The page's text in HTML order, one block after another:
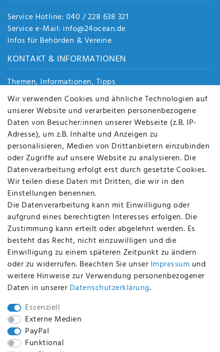
Service Hotline: 040 / 228 638 321
Service e-Mail: info@24ocean.de
Infos für Behörden & Vereine
KONTAKT & INFORMATIONEN
Themen, Informationen, Tipps
Jobs
Über uns
Kontakt
Datenschutz
AGB
FAQ
Batterieentsorgung
Altölverordnung
Impressum
BEQUEM UND SICHER BEZAHLEN MIT
BEI UNS SIND SIE SICHER!
WIR VERSENDEN MIT
Wir verwenden Cookies und ähnliche Technologien auf
unserer Website und verarbeiten personenbezogene
Daten von Besucher:innen unserer Webseite (z.B. IP-
Adresse), um z.B. Inhalte und Anzeigen zu
personalisieren, Medien von Drittanbietern einzubinden
oder Zugriffe auf unsere Website zu analysieren. Die
Datenverarbeitung erfolgt erst durch gesetzte Cookies.
Wir teilen diese Daten mit Dritten, die wir in den
Einstellungen benennen.
Die Datenverarbeitung kann mit Einwilligung oder
aufgrund eines berechtigten Interesses erfolgen. Die
Zustimmung kann erteilt oder abgelehnt werden. Es
besteht das Recht, nicht einzuwilligen und die
Einwilligung zu einem späteren Zeitpunkt zu ändern
oder zu widerrufen. Beachten Sie unser Impressum und
weitere Hinweise zur Verwendung personenbezogener
Daten in unserer Daten­schutz­erklärung.
Essenziell
Externe Medien
PayPal
Funktional